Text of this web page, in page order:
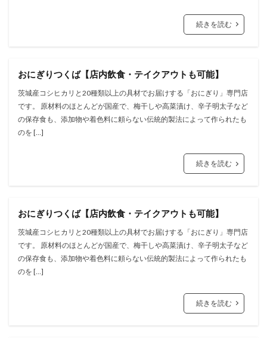
続きを読む
おにぎりつくば【店内飲食・テイクアウトも可能】
茨城産コシヒカリと20種類以上の具材でお届けする「おにぎり」専⾨店
です。 原材料のほとんどが国産で、梅⼲しや⾼菜漬け、⾟⼦明太⼦など
の保存⾷も、添加物や着⾊料に頼らない伝統的製法によって作られたも
のを […]
続きを読む
おにぎりつくば【店内飲食・テイクアウトも可能】
茨城産コシヒカリと20種類以上の具材でお届けする「おにぎり」専⾨店
です。 原材料のほとんどが国産で、梅⼲しや⾼菜漬け、⾟⼦明太⼦など
の保存⾷も、添加物や着⾊料に頼らない伝統的製法によって作られたも
のを […]
続きを読む